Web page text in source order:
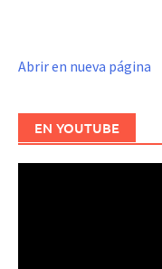
Abrir en nueva página
EN YOUTUBE